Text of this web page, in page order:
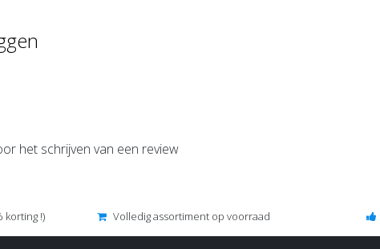
het schrijven van een review
korting !) Volledig assortiment op voorraad